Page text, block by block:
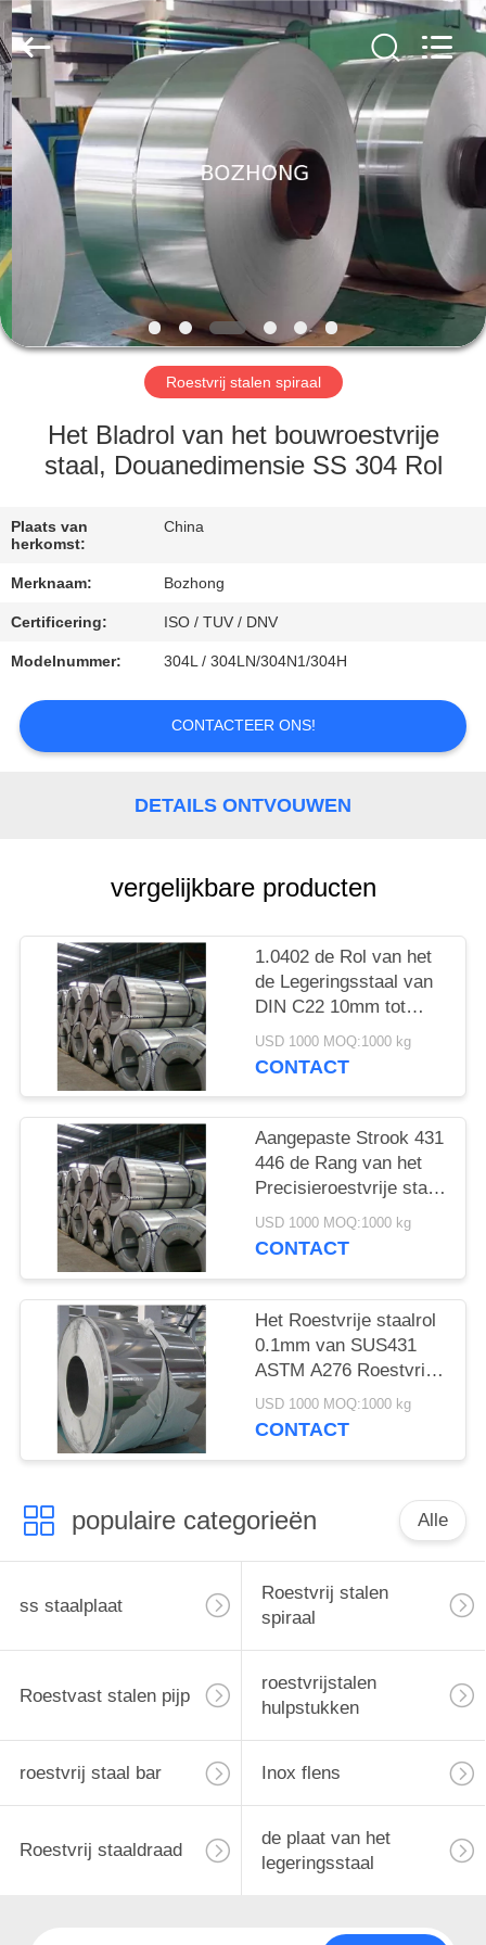
HUIS
PRODUCTEN
ONGEVEER
ONS
FABRIEKSREIS
KWALITEITSCONTROLE
ONS
VERZOEK
OM
EEN
CITAAT
Leverancier.
Copyright
©
2020
-
2023
sssteelplate.com.
Rights
Reserved.
Roestvrij stalen spiraal
Het Bladrol van het bouwroestvrije
staal, Douanedimensie SS 304 Rol
Plaats van
herkomst:
China
Merknaam: Bozhong
Certificering: ISO / TUV / DNV
Modelnummer: 304L / 304LN/304N1/304H
CONTACTEER ONS!
DETAILS ONTVOUWEN
vergelijkbare producten
1.0402 de Rol van het
de Legeringsstaal van
DIN C22 10mm tot
2500mm Breedte
Aangepaste Lengte
USD 1000 MOQ:1000 kg
CONTACT
Aangepaste Strook 431
446 de Rang van het
Precisieroestvrije staal
van 440A 440B 440C 1
- 3mm Dikte
USD 1000 MOQ:1000 kg
CONTACT
Het Roestvrije staalrol
0.1mm van SUS431
ASTM A276 Roestvrij
staal Koudgewalste
Rollen
USD 1000 MOQ:1000 kg
CONTACT
populaire categorieën Alle
ss staalplaat
Roestvrij stalen
spiraal
Roestvast stalen pijp
roestvrijstalen
hulpstukken
roestvrij staal bar Inox flens
Roestvrij staaldraad
de plaat van het
legeringsstaal